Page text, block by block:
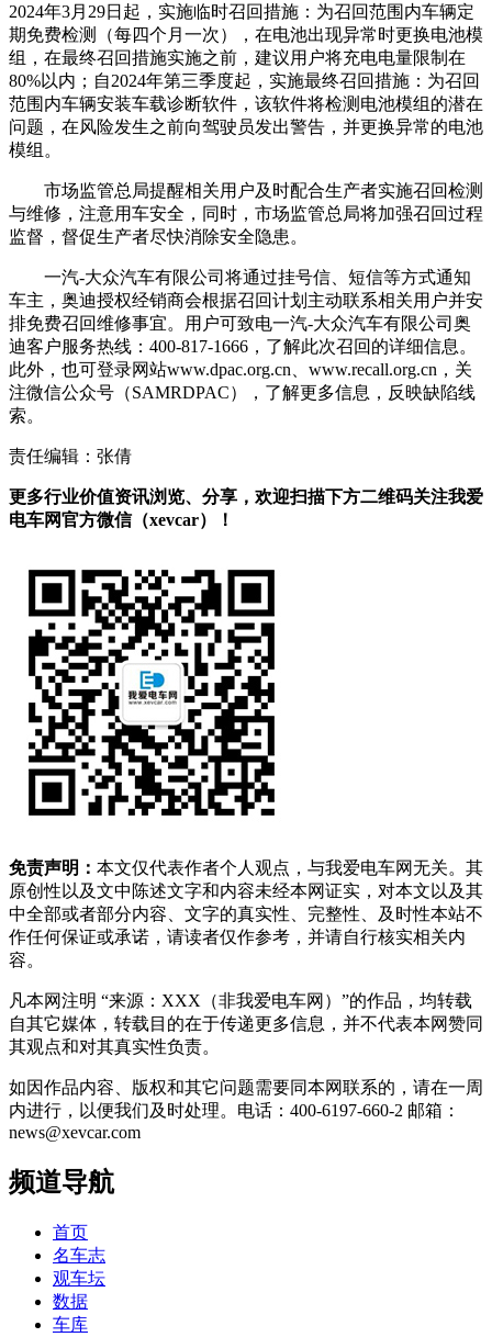
2024年3月29日起，实施临时召回措施：为召回范围内车辆定
期免费检测（每四个月一次），在电池出现异常时更换电池模
组，在最终召回措施实施之前，建议用户将充电电量限制在
80%以内；自2024年第三季度起，实施最终召回措施：为召回
范围内车辆安装车载诊断软件，该软件将检测电池模组的潜在
问题，在风险发生之前向驾驶员发出警告，并更换异常的电池
模组。
市场监管总局提醒相关用户及时配合生产者实施召回检测
与维修，注意用车安全，同时，市场监管总局将加强召回过程
监督，督促生产者尽快消除安全隐患。
一汽-大众汽车有限公司将通过挂号信、短信等方式通知
车主，奥迪授权经销商会根据召回计划主动联系相关用户并安
排免费召回维修事宜。用户可致电一汽-大众汽车有限公司奥
迪客户服务热线：400-817-1666，了解此次召回的详细信息。
此外，也可登录网站www.dpac.org.cn、www.recall.org.cn，关
注微信公众号（SAMRDPAC），了解更多信息，反映缺陷线
索。
责任编辑：张倩
更多行业价值资讯浏览、分享，欢迎扫描下方二维码关注我爱
电车网官方微信（xevcar）！
免责声明： 本文仅代表作者个人观点，与我爱电车网无关。其
原创性以及文中陈述文字和内容未经本网证实，对本文以及其
中全部或者部分内容、文字的真实性、完整性、及时性本站不
作任何保证或承诺，请读者仅作参考，并请自行核实相关内
容。
凡本网注明 “来源：XXX（非我爱电车网）”的作品，均转载
自其它媒体，转载目的在于传递更多信息，并不代表本网赞同
其观点和对其真实性负责。
如因作品内容、版权和其它问题需要同本网联系的，请在一周
内进行，以便我们及时处理。电话：400-6197-660-2 邮箱：
news@xevcar.com
频道导航
首页
名车志
观车坛
数据
车库